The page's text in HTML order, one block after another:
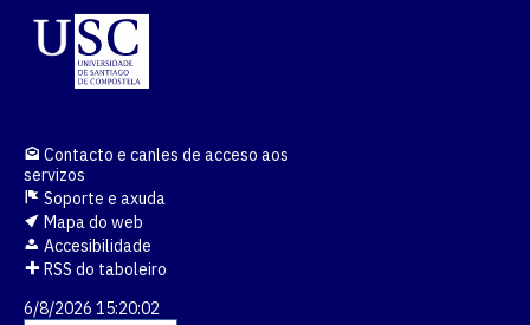
Contacto e canles de acceso aos
servizos
Soporte e axuda
Mapa do web
Accesibilidade
RSS do taboleiro
6/8/2026 15:20:03